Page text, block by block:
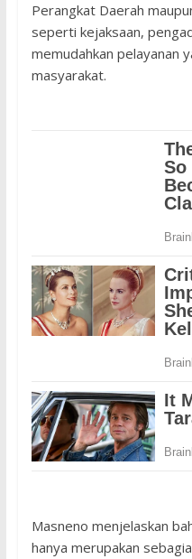
Perangkat Daerah
seperti kejaksaan,
memudahkan pelayanan
masyarakat.
Masneno menjelaskan
hanya merupakan